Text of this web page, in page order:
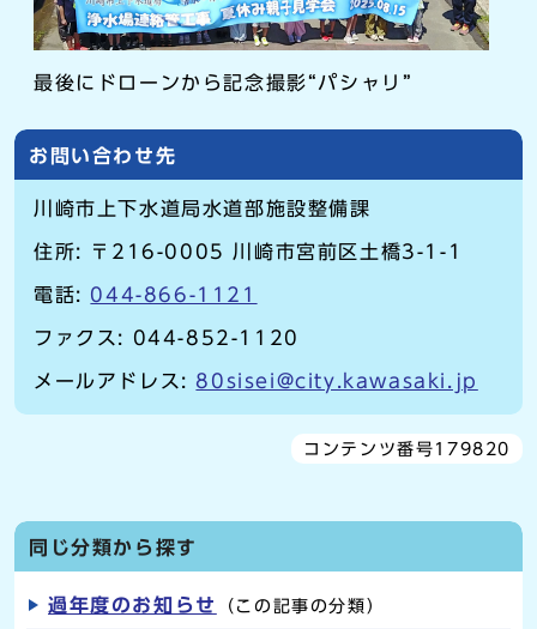
最後にドローンから記念撮影“パシャリ”
お問い合わせ先
川崎市上下水道局水道部施設整備課
住所: 〒216-0005 川崎市宮前区土橋3-1-1
電話: 044-866-1121
ファクス: 044-852-1120
メールアドレス: 80sisei@city.kawasaki.jp
コンテンツ番号179820
同じ分類から探す
過年度のお知らせ （この記事の分類）